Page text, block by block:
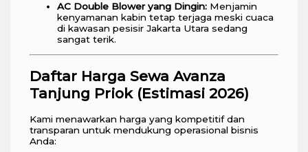
AC Double Blower yang Dingin:Menjamin
kenyamanan kabin tetap terjaga meski cuaca
di kawasan pesisir Jakarta Utara sedang
sangat terik.
Daftar Harga Sewa Avanza
Tanjung Priok (Estimasi 2026)
Kami menawarkan harga yang kompetitif dan
transparan untuk mendukung operasional bisnis
Anda: